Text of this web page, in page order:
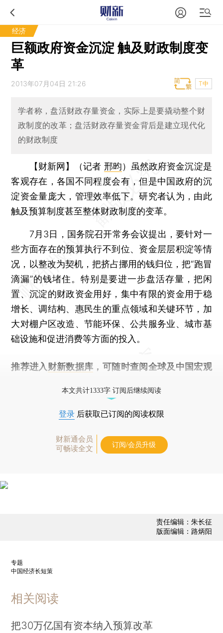
经济
巨额政府资金沉淀 触及财政制度变
革
2013年07月04日 21:26 T中
学者称，盘活财政存量资金，实际上是要撬动整个财
政制度的改革；盘活财政存量资金背后是建立现代化
的财政制度
【财新网】（记者 邢昀）
虽然政府资金沉淀是
客观存在，各国不同程度会有，但是中国政府的沉
淀资金量庞大，管理效率低下。研究者认为，由此
触及预算制度甚至整体财政制度的变革。
7月3日，国务院召开常务会议提出，要针对一
些方面存在的预算执行不到位、资金层层积淀等情
况，以整改为契机，把挤占挪用的钱归位，把“跑冒
滴漏”的钱堵住。特别是要进一步盘活存量，把闲
置、沉淀的财政资金用好，集中有限的资金用于稳
增长、调结构、惠民生的重点领域和关键环节，加
大对棚户区改造、节能环保、公共服务业、城市基
础设施和促进消费等方面的投入。
推荐进入 财新数据库 ，可随时查阅全球及中国宏观
本文共计1333字 订阅后继续阅读
登录 后获取已订阅的阅读权限
财新通会员
可畅读全文
订阅/会员升级
责任编辑：朱长征
版面编辑：路炳阳
专题
中国经济长短策
相关阅读
把30万亿国有资本纳入预算改革